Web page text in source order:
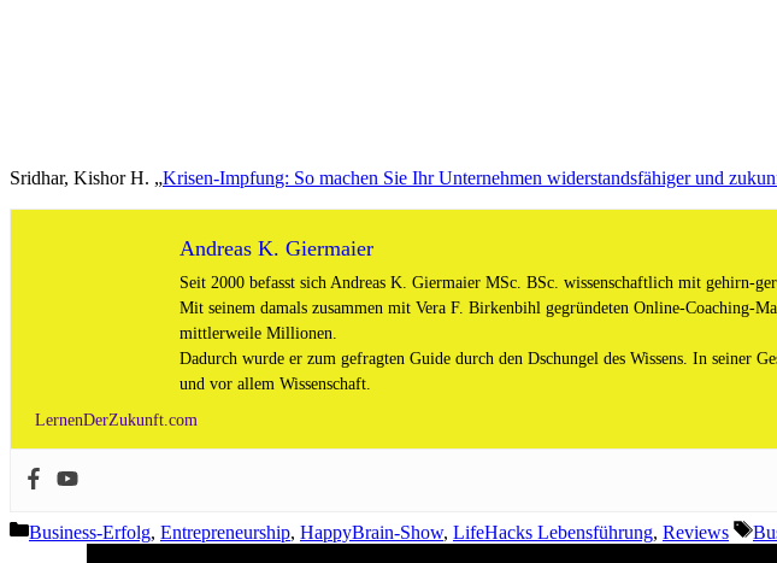
Sridhar, Kishor H. „Krisen-Impfung: So machen Sie Ihr Unternehmen widerstandsfähiger und
Andreas K. Giermaier
Seit 2000 befasst sich Andreas K. Giermaier MSc. BSc. wissenschaftlich mit gehirn-
Mit seinem damals zusammen mit Vera F. Birkenbihl gegründeten Online-Coaching-
mittlerweile Millionen.
Dadurch wurde er zum gefragten Guide durch den Dschungel des Wissens. In seiner
und vor allem Wissenschaft.
LernenDerZukunft.com
Kategorien
Business-Erfolg, Entrepreneurship, HappyBrain-Show, LifeHacks Lebensführung, Reviews